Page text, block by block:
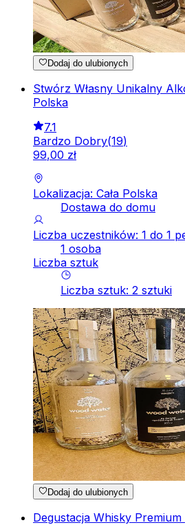
Dodaj do ulubionych
Stwórz Własny Unikalny
Polska
7.1
Bardzo Dobry(19)
99,00 zł
Lokalizacja: Cała Polska
Dostawa do domu
Liczba uczestników: 1 do 1
1 osoba
Liczba sztuk
Liczba sztuk: 2 sztuki
Dodaj do ulubionych
Degustacja Whisky Premium